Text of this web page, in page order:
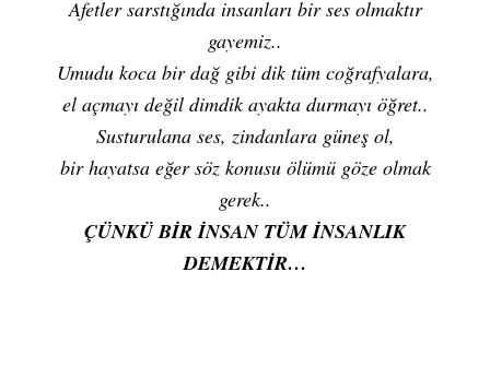
Afetler sarstığında insanları bir ses olmaktır
gayemiz..
Umudu koca bir dağ gibi dik tüm coğrafyalara,
el açmayı değil dimdik ayakta durmayı öğret..
Susturulana ses, zindanlara güneş ol,
bir hayatsa eğer söz konusu ölümü göze olmak
gerek..
ÇÜNKÜ BİR İNSAN TÜM İNSANLIK
DEMEKTİR…